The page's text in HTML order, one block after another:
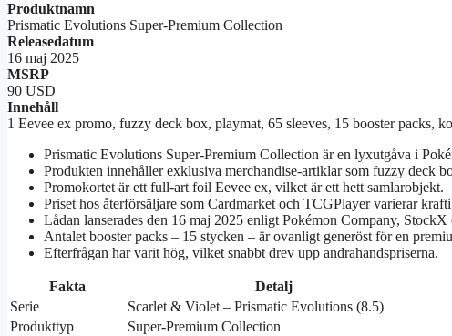
Produktnamn
Prismatic Evolutions Super‑Premium Collection
Releasedatum
16 maj 2025
MSRP
90 USD
Innehåll
1 Eevee ex promo, fuzzy deck box, playmat, 65 sleeves, 15 booster packs,
Prismatic Evolutions Super‑Premium Collection är en lyxutgåva i
Produkten innehåller exklusiva merchandise‑artiklar som fuzzy deck
Promokortet är ett full‑art foil Eevee ex, vilket är ett hett samlarobjekt.
Priset hos återförsäljare som Cardmarket och TCGPlayer varierar
Lådan lanserades den 16 maj 2025 enligt Pokémon Company,
Antalet booster packs – 15 stycken – är ovanligt generöst för en
Efterfrågan har varit hög, vilket snabbt drev upp andrahandspriserna.
Fakta
Detalj
Serie
Scarlet & Violet – Prismatic Evolutions (8.5)
Produkttyp
Super‑Premium Collection